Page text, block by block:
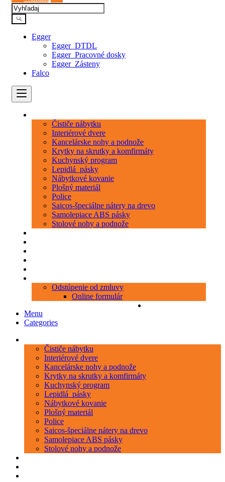
Egger
Egger_DTDL
Egger_Pracovné dosky
Egger_Zásteny
Falco
Čističe nábytku
Interiérové dvere
Kancelárske nohy a podnože
Krytky na skrutky a komfirmáty
Kuchynský program
Lepidlá_pásky
Nábytkové kovanie
Plošný materiál
Police
Saicos-špeciálne nátery na drevo
Samolepiace ABS pásky
Stolové nohy a podnože
Odstúpenie od zmluvy
Online formulár
Menu
Categories
Čističe nábytku
Interiérové dvere
Kancelárske nohy a podnože
Krytky na skrutky a komfirmáty
Kuchynský program
Lepidlá_pásky
Nábytkové kovanie
Plošný materiál
Police
Saicos-špeciálne nátery na drevo
Samolepiace ABS pásky
Stolové nohy a podnože